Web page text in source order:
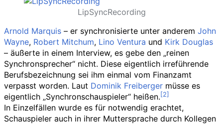
LipSyncRecording
Arnold Marquis – er synchronisierte unter anderem John
Wayne, Robert Mitchum, Lino Ventura und Kirk Douglas
– äußerte in einem Interview, es gebe den „reinen
Synchronsprecher“ nicht. Diese eigentlich irreführende
Berufsbezeichnung sei ihm einmal vom Finanzamt
verpasst worden. Laut Dominik Freiberger müsse es
eigentlich „Synchronschauspieler“ heißen.
In Einzelfällen wurde es für notwendig erachtet,
Schauspieler auch in ihrer Muttersprache durch Kollegen